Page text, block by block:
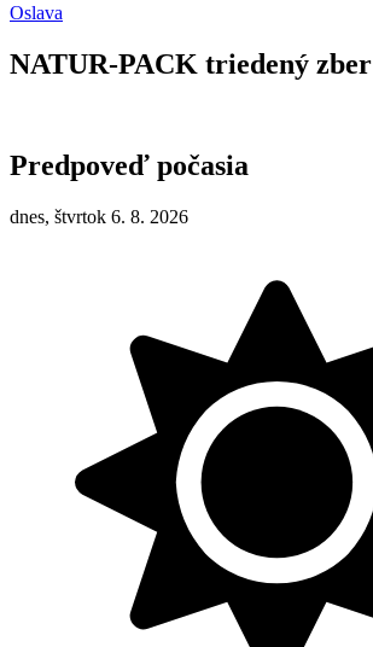
Oslava
NATUR-PACK triedený zber
Predpoveď počasia
dnes, štvrtok 6. 8. 2026